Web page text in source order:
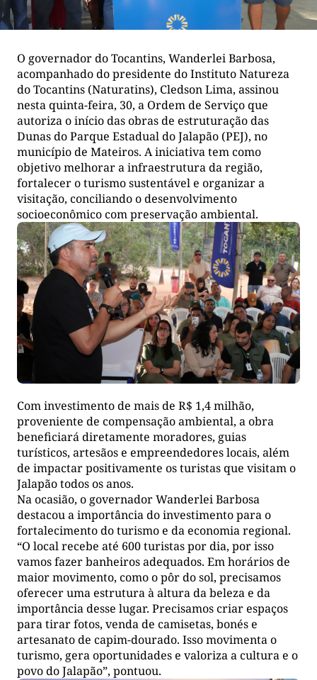
O governador do Tocantins, Wanderlei Barbosa,
acompanhado do presidente do Instituto Natureza
do Tocantins (Naturatins), Cledson Lima, assinou
nesta quinta-feira, 30, a Ordem de Serviço que
autoriza o início das obras de estruturação das
Dunas do Parque Estadual do Jalapão (PEJ), no
município de Mateiros. A iniciativa tem como
objetivo melhorar a infraestrutura da região,
fortalecer o turismo sustentável e organizar a
visitação, conciliando o desenvolvimento
socioeconômico com preservação ambiental.
Com investimento de mais de R$ 1,4 milhão,
proveniente de compensação ambiental, a obra
beneficiará diretamente moradores, guias
turísticos, artesãos e empreendedores locais, além
de impactar positivamente os turistas que visitam o
Jalapão todos os anos.
Na ocasião, o governador Wanderlei Barbosa
destacou a importância do investimento para o
fortalecimento do turismo e da economia regional.
“O local recebe até 600 turistas por dia, por isso
vamos fazer banheiros adequados. Em horários de
maior movimento, como o pôr do sol, precisamos
oferecer uma estrutura à altura da beleza e da
importância desse lugar. Precisamos criar espaços
para tirar fotos, venda de camisetas, bonés e
artesanato de capim-dourado. Isso movimenta o
turismo, gera oportunidades e valoriza a cultura e o
povo do Jalapão”, pontuou.